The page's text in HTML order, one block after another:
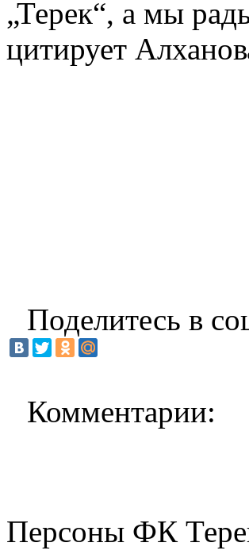
„Терек“, а мы
цитирует
Поделитесь в
Комментарии:
Персоны ФК